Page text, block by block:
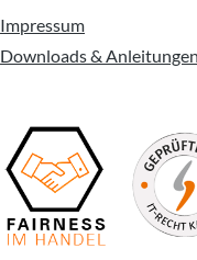
Impressum
Downloads & Anleitungen